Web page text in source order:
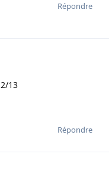
Répondre
13
Répondre